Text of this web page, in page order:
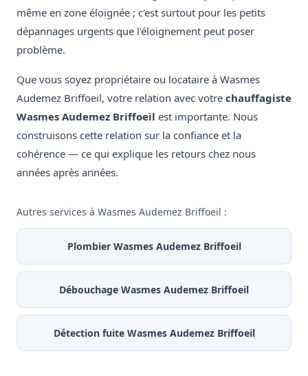
même en zone éloignée ; c'est surtout pour les petits
dépannages urgents que l'éloignement peut poser
problème.
Que vous soyez propriétaire ou locataire à Wasmes
Audemez Briffoeil, votre relation avec votre chauffagiste
Wasmes Audemez Briffoeil est importante. Nous
construisons cette relation sur la confiance et la
cohérence — ce qui explique les retours chez nous
années après années.
Autres services à Wasmes Audemez Briffoeil :
Plombier Wasmes Audemez Briffoeil
Débouchage Wasmes Audemez Briffoeil
Détection fuite Wasmes Audemez Briffoeil